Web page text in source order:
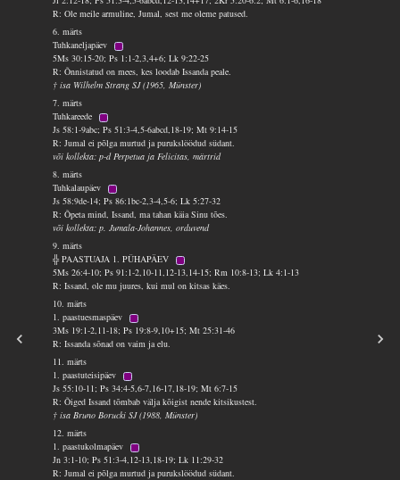
R: Ole meile armuline, Jumal, sest me oleme patused.
6. märts
Tuhkaneljapäev
5Ms 30:15-20; Ps 1:1-2,3,4+6; Lk 9:22-25
R: Õnnistatud on mees, kes loodab Issanda peale.
† isa Wilhelm Strang SJ (1965, Münster)
7. märts
Tuhkareede
Js 58:1-9abc; Ps 51:3-4,5-6abcd,18-19; Mt 9:14-15
R: Jumal ei põlga murtud ja purukslöödud südant.
või kollekta: p-d Perpetua ja Felicitas, märtrid
8. märts
Tuhkalaupäev
Js 58:9de-14; Ps 86:1bc-2,3-4,5-6; Lk 5:27-32
R: Õpeta mind, Issand, ma tahan käia Sinu tões.
või kollekta: p. Jumala-Johannes, orduvend
9. märts
╬ PAASTUAJA 1. PÜHAPÄEV
5Ms 26:4-10; Ps 91:1-2,10-11,12-13,14-15; Rm 10:8-13; Lk 4:1-13
R: Issand, ole mu juures, kui mul on kitsas käes.
10. märts
1. paastuesmaspäev
3Ms 19:1-2,11-18; Ps 19:8-9,10+15; Mt 25:31-46
R: Issanda sõnad on vaim ja elu.
11. märts
1. paastuteisipäev
Js 55:10-11; Ps 34:4-5,6-7,16-17,18-19; Mt 6:7-15
R: Õiged Issand tõmbab välja kõigist nende kitsikustest.
† isa Bruno Borucki SJ (1988, Münster)
12. märts
1. paastukolmapäev
Jn 3:1-10; Ps 51:3-4,12-13,18-19; Lk 11:29-32
R: Jumal ei põlga murtud ja purukslöödud südant.